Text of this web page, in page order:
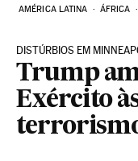
AMÉRICA LATINA ÁFRICA
DISTÚRBIOS EM
Trump
Exército